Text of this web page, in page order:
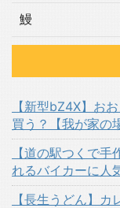
鰻
【新型bZ4X】お
買う？【我が家の
【道の駅つくで
れるバイカーに人
【長生うどん】